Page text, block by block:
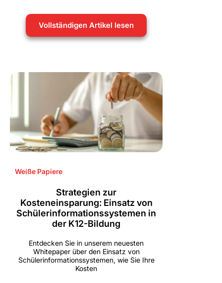
Vollständigen Artikel lesen
Weiße Papiere
Strategien zur
Kosteneinsparung: Einsatz von
Schülerinformationssystemen in
der K12-Bildung
Entdecken Sie in unserem neuesten
Whitepaper über den Einsatz von
Schülerinformationssystemen, wie Sie Ihre
Kosten